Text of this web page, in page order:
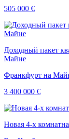
505 000 €
Доходный пакет
Майне
Франкфурт на
3 400 000 €
Новая 4-х